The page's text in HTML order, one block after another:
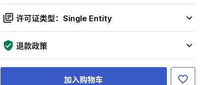
许可证类型：Single Entity
退款政策
加入购物车